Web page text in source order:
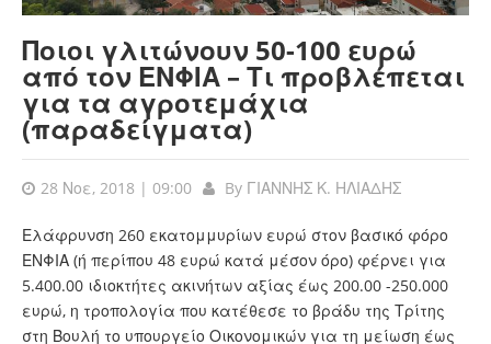
Ποιοι γλιτώνουν 50-100 ευρώ
από τον ΕΝΦΙΑ – Τι προβλέπεται
για τα αγροτεμάχια
(παραδείγματα)
28 Νοε, 2018 | 09:00 By ΓΙΑΝΝΗΣ Κ. ΗΛΙΑΔΗΣ
Ελάφρυνση 260 εκατομμυρίων ευρώ στον βασικό φόρο
ΕΝΦΙΑ (ή περίπου 48 ευρώ κατά μέσον όρο) φέρνει για
5.400.00 ιδιοκτήτες ακινήτων αξίας έως 200.00 -250.000
ευρώ, η τροπολογία που κατέθεσε το βράδυ της Τρίτης
στη Βουλή το υπουργείο Οικονομικών για τη μείωση έως